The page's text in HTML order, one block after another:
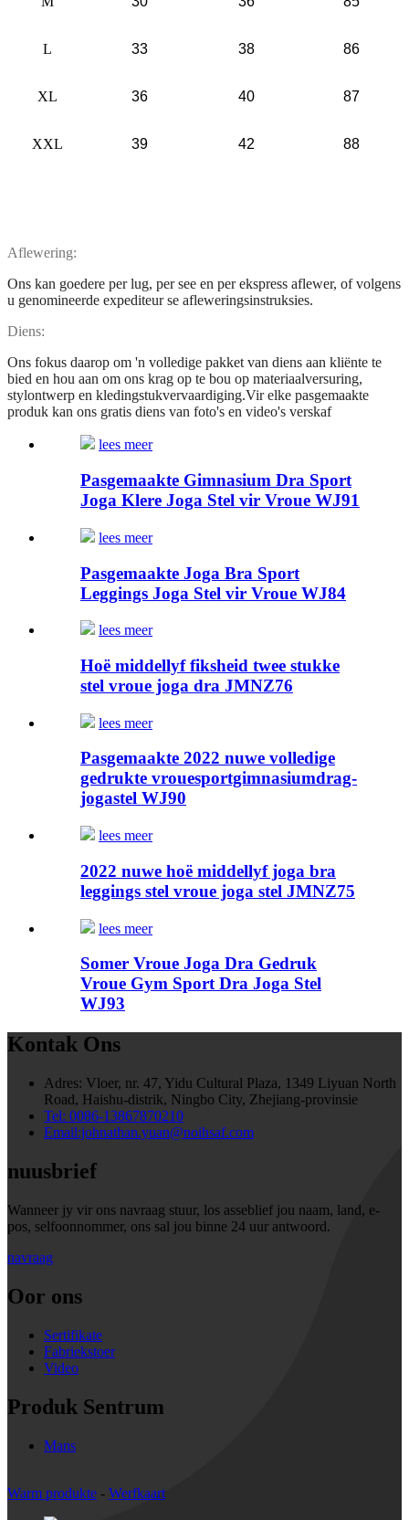
L 33 38 86
XL 36 40 87
XXL 39 42 88
Aflewering:
Ons kan goedere per lug, per see en per ekspress aflewer, of volgens
u genomineerde expediteur se afleweringsinstruksies.
Diens:
Ons fokus daarop om 'n volledige pakket van diens aan kliënte te
bied en hou aan om ons krag op te bou op materiaalversuring,
stylontwerp en kledingstukvervaardiging.Vir elke pasgemaakte
produk kan ons gratis diens van foto's en video's verskaf
lees meer
Pasgemaakte Gimnasium Dra Sport
Joga Klere Joga Stel vir Vroue WJ91
lees meer
Pasgemaakte Joga Bra Sport
Leggings Joga Stel vir Vroue WJ84
lees meer
Hoë middellyf fiksheid twee stukke
stel vroue joga dra JMNZ76
lees meer
Pasgemaakte 2022 nuwe volledige
gedrukte vrouesportgimnasiumdrag-
jogastel WJ90
lees meer
2022 nuwe hoë middellyf joga bra
leggings stel vroue joga stel JMNZ75
lees meer
Somer Vroue Joga Dra Gedruk
Vroue Gym Sport Dra Joga Stel
WJ93
Kontak Ons
Adres: Vloer, nr. 47, Yidu Cultural Plaza, 1349 Liyuan North
Road, Haishu-distrik, Ningbo City, Zhejiang-provinsie
Tel: 0086-13867870210
Email:johnathan.yuan@noihsaf.com
nuusbrief
Wanneer jy vir ons navraag stuur, los asseblief jou naam, land, e-
pos, selfoonnommer, ons sal jou binne 24 uur antwoord.
navraag
Oor ons
Sertifikate
Fabriekstoer
Video
Produk Sentrum
Mans
Warm produkte - Werfkaart